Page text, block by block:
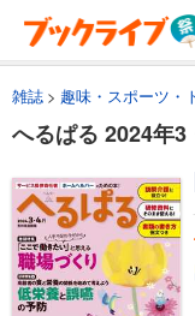
雑誌 趣味・スポーツ・
へるぱる 2024年3
-